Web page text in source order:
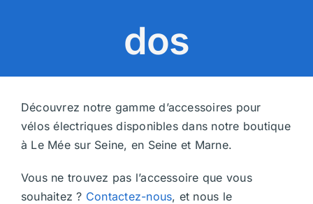
dos
Découvrez notre gamme d’accessoires pour
vélos électriques disponibles dans notre boutique
à Le Mée sur Seine, en Seine et Marne.
Vous ne trouvez pas l’accessoire que vous
souhaitez ? Contactez-nous, et nous le